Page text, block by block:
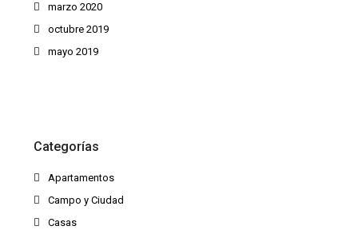
marzo 2020
octubre 2019
mayo 2019
Categorías
Apartamentos
Campo y Ciudad
Casas